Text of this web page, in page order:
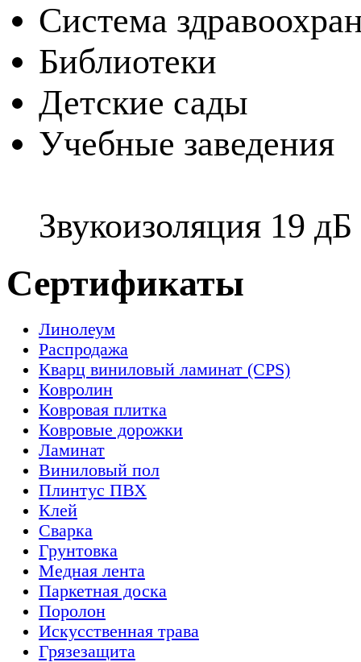
Система
Библиотеки
Детские сады
Учебные заведения
Звукоизоляция 19 дБ
Сертификаты
Линолеум
Распродажа
Кварц виниловый ламинат (CPS)
Ковролин
Ковровая плитка
Ковровые дорожки
Ламинат
Виниловый пол
Плинтус ПВХ
Клей
Сварка
Грунтовка
Медная лента
Паркетная доска
Поролон
Искусственная трава
Грязезащита